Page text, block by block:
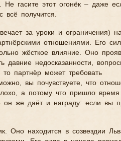
Не гасите этот огонёк – даже
всё получится.
за уроки и ограничения)
отношениями. Его
жёсткое влияние. Оно
давние недосказанности,
партнёр может требовать
вы почувствуете, что
а потому что пришло время
же даёт и награду: если вы
Оно находится в созвездии